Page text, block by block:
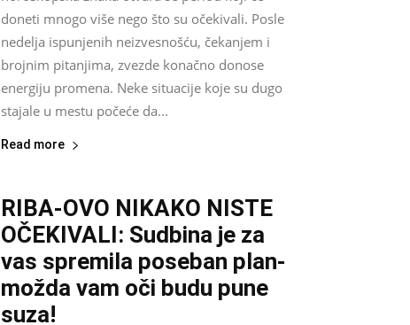
doneti mnogo više nego što su očekivali. Posle
nedelja ispunjenih neizvesnošću, čekanjem i
brojnim pitanjima, zvezde konačno donose
energiju promena. Neke situacije koje su dugo
stajale u mestu počeće da...
Read more
RIBA-OVO NIKAKO NISTE
OČEKIVALI: Sudbina je za
vas spremila poseban plan-
možda vam oči budu pune
suza!